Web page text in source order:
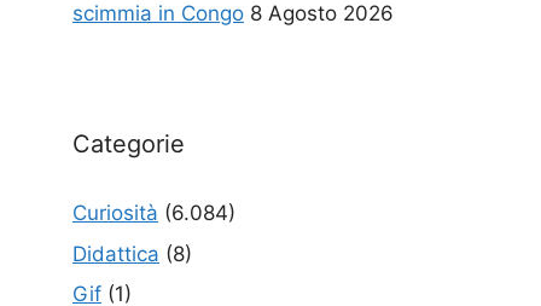
scimmia in Congo 8 Agosto 2026
Categorie
Curiosità (6.084)
Didattica (8)
Gif (1)